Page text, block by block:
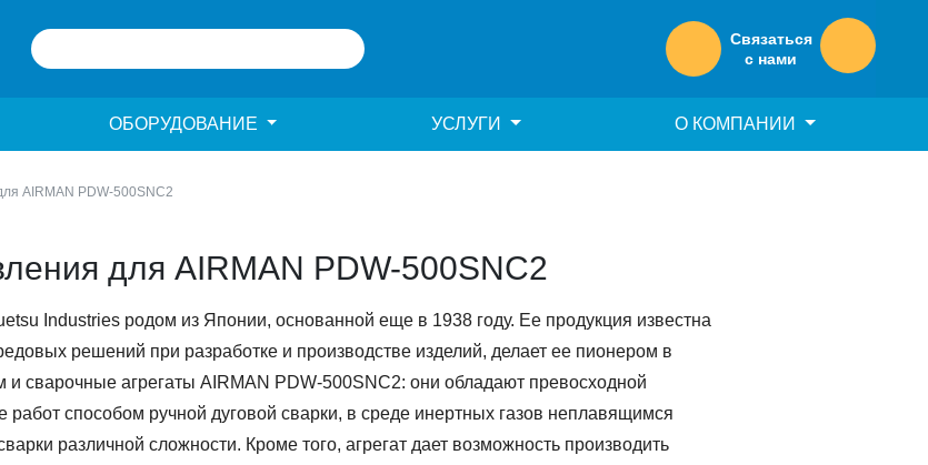
Связаться
с нами
ОБОРУДОВАНИЕ УСЛУГИ О КОМПАНИИ
AIRMAN PDW-500SNC2
для AIRMAN PDW-500SNC2
Industries родом из Японии, основанной еще в 1938 году. Ее продукция известна
решений при разработке и производстве изделий, делает ее пионером в
сварочные агрегаты AIRMAN PDW-500SNC2: они обладают превосходной
способом ручной дуговой сварки, в среде инертных газов неплавящимся
различной сложности. Кроме того, агрегат дает возможность производить